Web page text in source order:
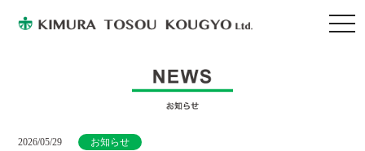
2026/05/29 お知らせ